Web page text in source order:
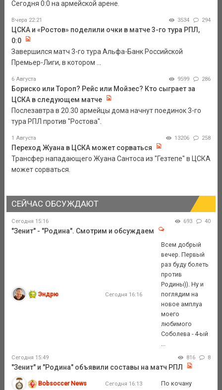
Сегодня 0:0 на армейской арене.
Вчера 22:21 3534 294
ЦСКА и «Ростов» поделили очки в матче 3-го тура РПЛ,
0:0
Завершился матч 3-го тура Альфа-Банк Российской
Премьер-Лиги, в котором ...
6 Августа 9599 286
Бориско или Тороп? Рейс или Мойзес? Кто сыграет за
ЦСКА в следующем матче
Послезавтра в 20.30 армейцы дома начнут поединок 3-го
тура РПЛ против "Ростова".
1 Августа 13206 258
Переход Жуана в ЦСКА может сорваться
Трансфер нападающего Жуана Сантоса из "Гезтепе" в ЦСКА
может сорваться.
СЕЙЧАС ОБСУЖДАЮТ
Сегодня 15:16 693 40
"Зенит" - "Родина". Смотрим и обсуждаем
Эндрю Сегодня 16:16
Всем добрый
вечер. Первый
раз буду болеть
против
Родины)). Ну и
поглядим на
новое амплуа
моего
любимого
Соболева - 4-ый
Сегодня 15:49 816 8
"Зенит" и "Родина" объявили составы на матч РПЛ
Bobsoccer News Сегодня 16:13 По кочану